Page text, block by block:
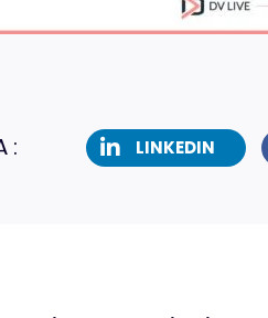
: LINKEDIN